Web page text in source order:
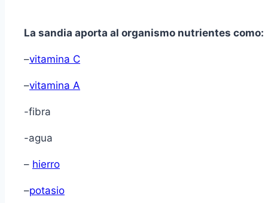
La sandia aporta al organismo nutrientes como:
–vitamina C
–vitamina A
-fibra
-agua
– hierro
–potasio